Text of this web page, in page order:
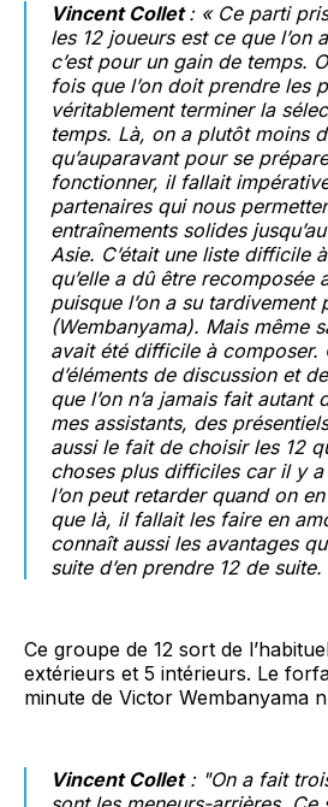
Vincent Collet: « Ce parti
les 12 joueurs est ce que l’on
c’est pour un gain de temps.
fois que l’on doit prendre les
véritablement terminer la
temps. Là, on a plutôt moins
qu’auparavant pour se
fonctionner, il fallait
partenaires qui nous
entraînements solides
Asie. C’était une liste difficile
qu’elle a dû être recomposée
puisque l’on a su tardivement
(Wembanyama). Mais même
avait été difficile à composer.
d’éléments de discussion et
que l’on n’a jamais fait autant
mes assistants, des
aussi le fait de choisir les 12
choses plus difficiles car il y
l’on peut retarder quand on
que là, il fallait les faire en
connaît aussi les avantages
suite d’en prendre 12 de suite.
Ce groupe de 12 sort de
extérieurs et 5 intérieurs. Le
minute de Victor Wembanyama
Vincent Collet: "On a fait